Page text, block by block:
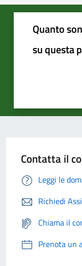
Quanto
su questa
Contatta il
Leggi le
Richiedi
Chiama il
Prenota un